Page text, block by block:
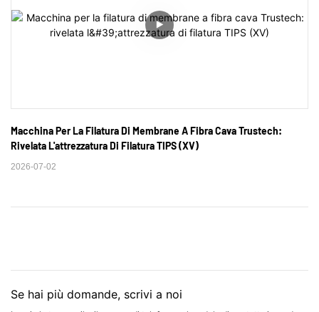
Macchina Per La Filatura Di Membrane A Fibra Cava Trustech:
Rivelata L'attrezzatura Di Filatura TIPS (XV)
2026-07-02
Se hai più domande, scrivi a noi